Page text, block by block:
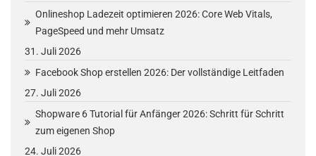
Onlineshop Ladezeit optimieren 2026: Core Web Vitals,
PageSpeed und mehr Umsatz
31. Juli 2026
Facebook Shop erstellen 2026: Der vollständige Leitfaden
27. Juli 2026
Shopware 6 Tutorial für Anfänger 2026: Schritt für Schritt
zum eigenen Shop
24. Juli 2026